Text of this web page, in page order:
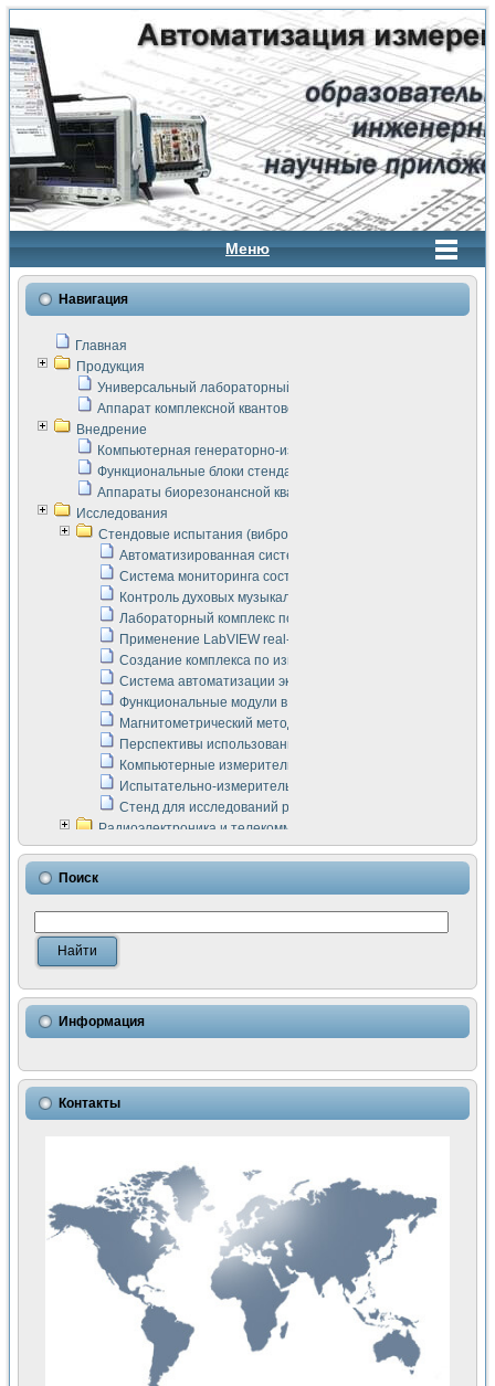
Меню
Навигация
Главная
Продукция
Универсальный лабораторный стенд "Сигнал-USB"
Аппарат комплексной квантовой терапии Интроскан
Внедрение
Компьютерная генераторно-измерительная система
Функциональные блоки стенда "Сигнал-USB"
Аппараты биорезонансной квантовой терапии серии СКАН
Исследования
Стендовые испытания (виброакустика, тензометрия и т.п.)
Автоматизированная система измерения параметров
Система мониторинга состояния тяговых
Контроль духовых музыкальных инструментов
Лабораторный комплекс по исследованию элементной
Применение LabVIEW real-time module для
Создание комплекса по измерению скорости подвижного
Система автоматизации экспериментальных
Функциональные модули в стандарте Nl SCXI для
Магнитометрический метод в дефектоскопии сварных
Перспективы использования машинного зрения в
Компьютерные измерительные системы для
Испытательно-измерительный комплекс аппаратуры для
Стенд для исследований рабочих процессов ДВС в
Радиоэлектроника и телекоммуникации
LabVIEW в расчетах радиолиний систем передачи данных
Аппаратно-программный комплекс для исследования
Виртуальный лабораторный стенд для исследования
Измерение шумовых параметров операционных
Измерительный преобразователь на основе цифровой
Использование NI LabVIEW для математического
Исследовние возможности создания измерителя ВАХ
Математическое моделирование генератора сигналов -
Применение осциллографического модуля с высоким
Симуляция отклика импульсного радиолокационного
Автоматизация формирования уравнений состояния для
Разработка автоматизированного стенда для измерения
Применение среды LabVIEW для построения картины
Портативная система для определения показателей
Использование LabVIEW для управления источником
Устройство для снятия вольт-амперных характеристик
Передовые научные технологии: нано-, фемто-,
Автоматизированная установка по измерению временных
Автоматизированный лабораторный комплекс на базе
Визуализация моделирования и оптимизации тепловой
Виртуальный прибор для исследования функциональных
Исследование возможности создания экономичного
Поиск
Информация
Контакты